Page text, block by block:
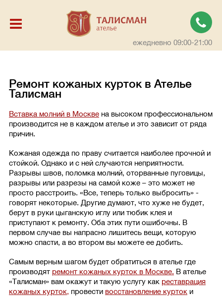
ежедневно 09:00-21:00
Ремонт кожаных курток в Ателье
Талисман
Вставка молний в Москве на высоком профессиональном
производится не в каждом ателье и это зависит от ряда
причин.
Кожаная одежда по праву считается наиболее прочной и
стойкой. Однако и с ней случаются неприятности.
Разрывы швов, поломка молний, оторванные пуговицы,
разрывы или разрезы на самой коже – это может не
просто расстроить. «Все, теперь только выбросить» -
говорят некоторые. Другие думают, что хуже не будет,
берут в руки цыганскую иглу или тюбик клея и
приступают к ремонту. Оба этих пути ошибочны. В
первом случае вы напрасно лишитесь вещи, которую
можно спасти, а во втором вы можете ее добить.
Самым верным шагом будет обратиться в ателье где
производят ремонт кожаных курток в Москве. В ателье
«Талисман» вам окажут и такую услугу как реставрация
кожаных курток, провести восстановление курток и